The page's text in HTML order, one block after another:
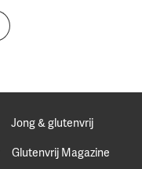
Jong & glutenvrij
Glutenvrij Magazine